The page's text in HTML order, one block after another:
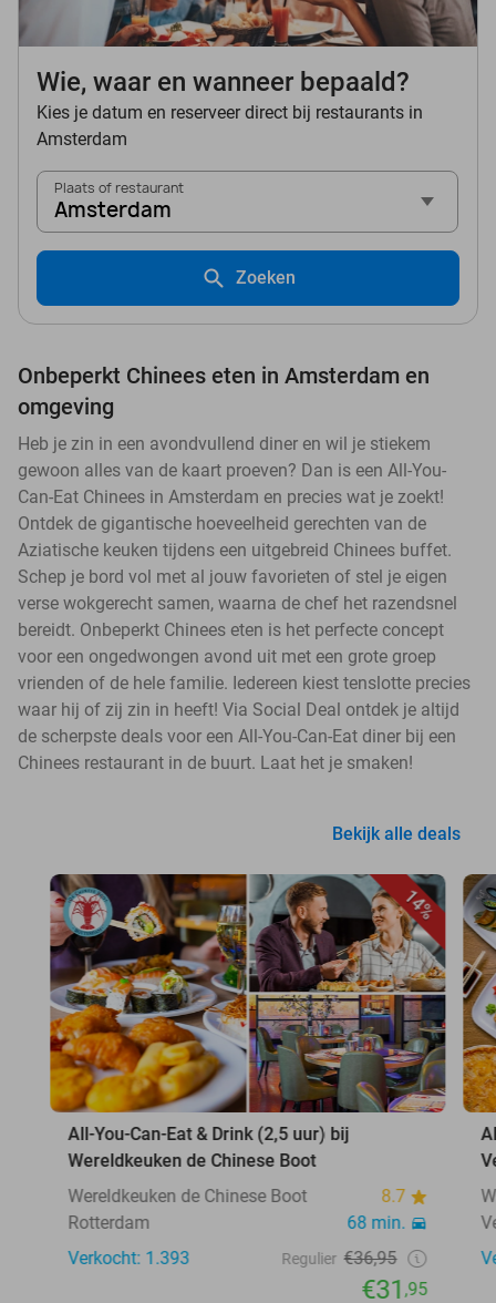
Wie, waar en wanneer bepaald?
Kies je datum en reserveer direct bij restaurants in
Amsterdam
Plaats of restaurant
Amsterdam
Zoeken
Onbeperkt Chinees eten in Amsterdam en
omgeving
Heb je zin in een avondvullend diner en wil je stiekem
gewoon alles van de kaart proeven? Dan is een All-You-
Can-Eat Chinees in Amsterdam en precies wat je zoekt!
Ontdek de gigantische hoeveelheid gerechten van de
Aziatische keuken tijdens een uitgebreid Chinees buffet.
Schep je bord vol met al jouw favorieten of stel je eigen
verse wokgerecht samen, waarna de chef het razendsnel
bereidt. Onbeperkt Chinees eten is het perfecte concept
voor een ongedwongen avond uit met een grote groep
vrienden of de hele familie. Iedereen kiest tenslotte precies
waar hij of zij zin in heeft! Via Social Deal ontdek je altijd
de scherpste deals voor een All-You-Can-Eat diner bij een
Chinees restaurant in de buurt. Laat het je smaken!
Bekijk alle deals
14%
All-You-Can-Eat & Drink (2,5 uur) bij
Wereldkeuken de Chinese Boot
Wereldkeuken de Chinese Boot
8.7
Rotterdam
68 min.
Verkocht: 1.393
Regulier €36,95
€31,95